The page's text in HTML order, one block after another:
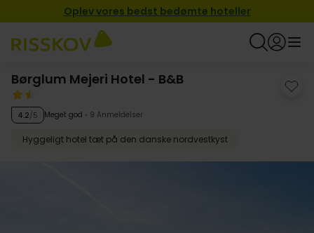
Oplev vores bedst bedømte hoteller
Børglum Mejeri Hotel - B&B
4.2/5 Meget god 9 Anmeldelser
Hyggeligt hotel tæt på den danske nordvestkyst